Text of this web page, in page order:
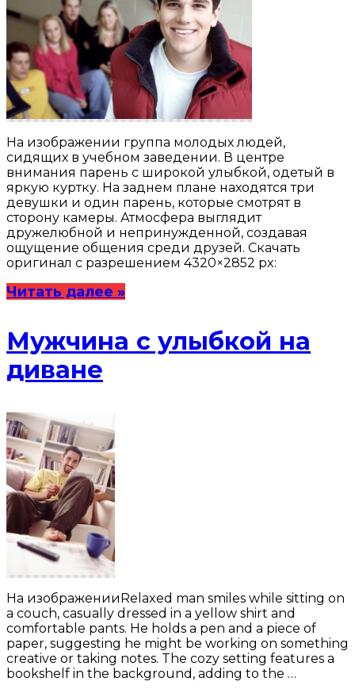
На изображении группа молодых людей,
сидящих в учебном заведении. В центре
внимания парень с широкой улыбкой, одетый в
яркую куртку. На заднем плане находятся три
девушки и один парень, которые смотрят в
сторону камеры. Атмосфера выглядит
дружелюбной и непринужденной, создавая
ощущение общения среди друзей. Скачать
оригинал с разрешением 4320×2852 px:
Читать далее »
Мужчина с улыбкой на
диване
На изображенииRelaxed man smiles while sitting on
a couch, casually dressed in a yellow shirt and
comfortable pants. He holds a pen and a piece of
paper, suggesting he might be working on something
creative or taking notes. The cozy setting features a
bookshelf in the background, adding to the …